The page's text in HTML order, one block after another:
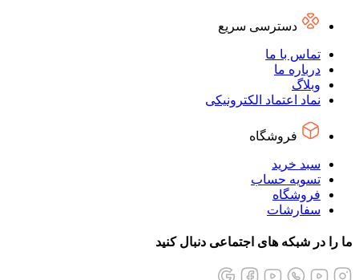
دسترسی سریع
تماس با ما
درباره ما
وبلاگ
نماد اعتماد الکترونیکی
فروشگاه
سبد خرید
تسویه حساب
فروشگاه
سفارشات
ما را در شبکه های اجتماعی دنبال کنید